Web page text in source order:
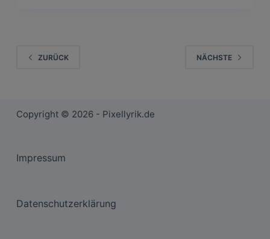
ZURÜCK NÄCHSTE
Copyright © 2026 - Pixellyrik.de
Impressum
Datenschutzerklärung